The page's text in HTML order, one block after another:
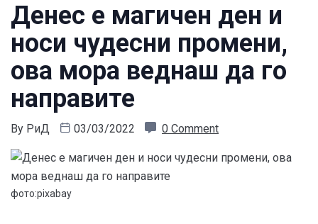
Денес е магичен ден и
носи чудесни промени,
ова мора веднаш да го
направите
By РиД 03/03/2022 0 Comment
фото:pixabay